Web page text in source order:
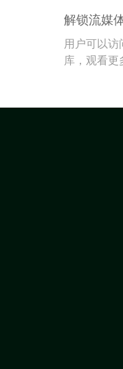
解锁流媒
用户可以访
库，观看更